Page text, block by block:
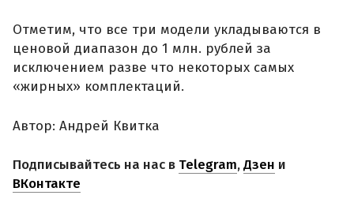
Отметим, что все три модели укладываются в
ценовой диапазон до 1 млн. рублей за
исключением разве что некоторых самых
«жирных» комплектаций.
Автор: Андрей Квитка
Подписывайтесь на нас в Telegram,Дзен и
ВКонтакте